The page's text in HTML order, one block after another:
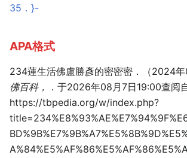
35．}-
APA格式
234蓮生活佛盧勝彥的密密密．（2024年
佛百科，
．于2026年08月7日19:00查阅
https://tbpedia.org/w/index.php?